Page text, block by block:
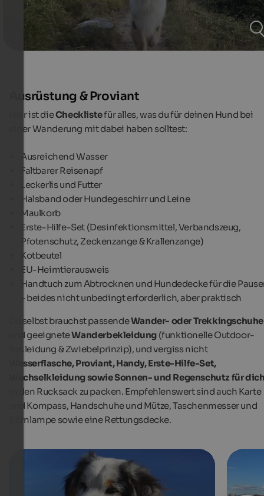
Ausrüstung & Proviant
Hier ist dieChecklistefür alles, was du für deinen Hund bei
einer Wanderung mit dabei haben solltest:
Ausreichend Wasser
Faltbarer Reisenapf
Leckerlis und Futter
Halsband oder Hundegeschirr und Leine
Maulkorb
Erste-Hilfe-Set (Desinfektionsmittel, Verbandszeug,
Pfotenschutz, Zeckenzange & Krallenzange)
Kotbeutel
EU-Heimtierausweis
Handtuch zum Abtrocknen und Hundedecke für die
– beides nicht unbedingt erforderlich, aber praktisch
Du selbst brauchst passendeWander- oder Trekkingschuhe
und geeigneteWanderbekleidung (funktionelle Outdoor-
Bekleidung & Zwiebelprinzip), und vergiss nicht
Wasserflasche, Proviant, Handy, Erste-Hilfe-Set,
Wechselkleidung sowie Sonnen- und Regenschutz für
in den Rucksack zu packen. Empfehlenswert sind auch Karte
und Kompass, Handschuhe und Mütze, Taschenmesser und
Stirnlampe sowie eine Rettungsdecke.